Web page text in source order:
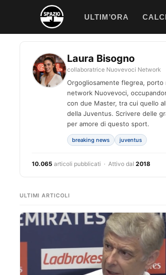
contenuto
ULTIM’ORA
Laura Bisogno
collaboratrice Nuovevoci Network
Orgogliosamente flegrea, porto
network Nuovevoci,
con due Master, tra cui quello
della Juventus. Scrivere delle
per amore di questo sport.
breaking news juventus
10.065 articoli pubblicati · Attivo dal 2018
ULTIMI ARTICOLI